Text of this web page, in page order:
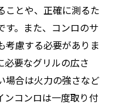
ことや、正確に測るた
す。また、コンロのサ
考慮する必要がありま
必要なグリルの広さ
場合は火力の強さなど
ンコンロは一度取り付